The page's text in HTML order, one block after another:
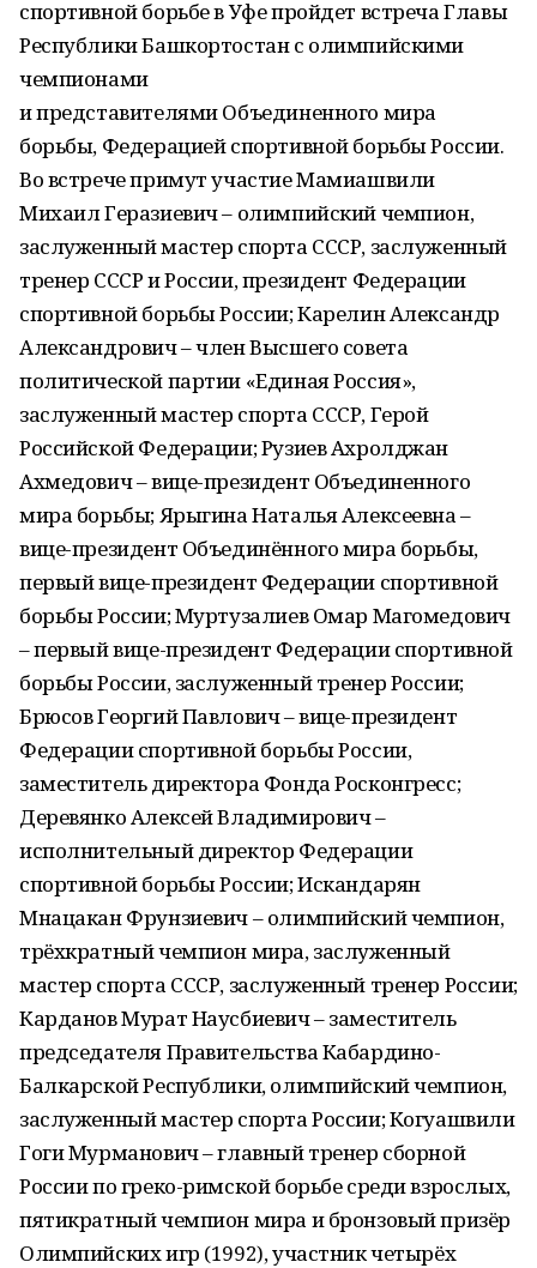
спортивной борьбе в Уфе пройдет встреча Главы
Республики Башкортостан с олимпийскими
чемпионами
и представителями Объединенного мира
борьбы, Федерацией спортивной борьбы России.
Во встрече примут участие Мамиашвили
Михаил Геразиевич – олимпийский чемпион,
заслуженный мастер спорта СССР, заслуженный
тренер СССР и России, президент Федерации
спортивной борьбы России; Карелин Александр
Александрович – член Высшего совета
политической партии «Единая Россия»,
заслуженный мастер спорта СССР, Герой
Российской Федерации; Рузиев Ахролджан
Ахмедович – вице-президент Объединенного
мира борьбы; Ярыгина Наталья Алексеевна –
вице-президент Объединённого мира борьбы,
первый вице-президент Федерации спортивной
борьбы России; Муртузалиев Омар Магомедович
– первый вице-президент Федерации спортивной
борьбы России, заслуженный тренер России;
Брюсов Георгий Павлович – вице-президент
Федерации спортивной борьбы России,
заместитель директора Фонда Росконгресс;
Деревянко Алексей Владимирович –
исполнительный директор Федерации
спортивной борьбы России; Искандарян
Мнацакан Фрунзиевич – олимпийский чемпион,
трёхкратный чемпион мира, заслуженный
мастер спорта СССР, заслуженный тренер России;
Карданов Мурат Наусбиевич – заместитель
председателя Правительства Кабардино-
Балкарской Республики, олимпийский чемпион,
заслуженный мастер спорта России; Когуашвили
Гоги Мурманович – главный тренер сборной
России по греко-римской борьбе среди взрослых,
пятикратный чемпион мира и бронзовый призёр
Олимпийских игр (1992), участник четырёх